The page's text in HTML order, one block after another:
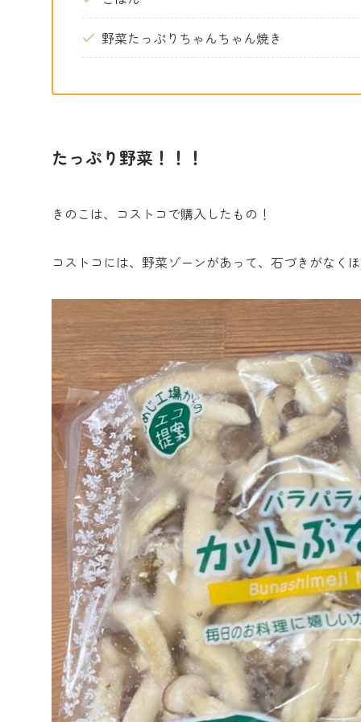
野菜たっぷりちゃんちゃん焼き
たっぷり野菜！！！
きのこは、コストコで購入したもの！
コストコには、野菜ゾーンがあって、石づきがなく